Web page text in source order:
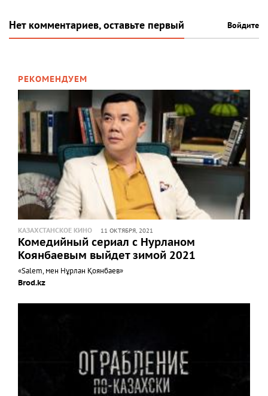
Нет комментариев, оставьте первый Войдите
РЕКОМЕНДУЕМ
КАЗАХСТАНСКОЕ КИНО 11 ОКТЯБРЯ, 2021
Комедийный сериал с Нурланом
Коянбаевым выйдет зимой 2021
«Salem, мен Нұрлан Қоянбаев»
Brod.kz